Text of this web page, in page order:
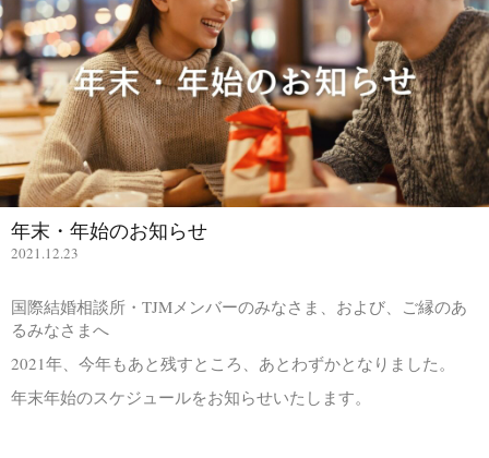
年末・年始のお知らせ
2021.12.23
国際結婚相談所・TJMメンバーのみなさま、および、ご縁のあ
るみなさまへ
2021年、今年もあと残すところ、あとわずかとなりました。
年末年始のスケジュールをお知らせいたします。